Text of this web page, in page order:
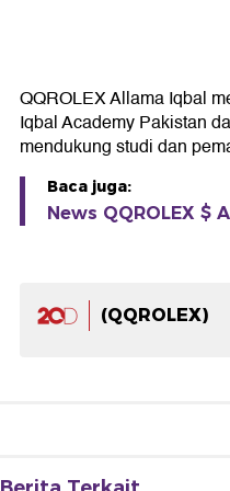
QQROLEX Allama Iqbal
Iqbal Academy Pakistan
mendukung studi dan
Baca juga:
News QQROLEX
(QQROLEX)